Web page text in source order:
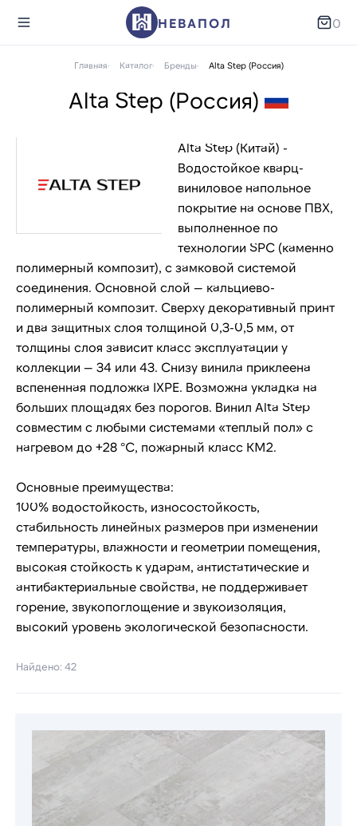
НЕВАПОЛ 0
Главная Каталог Бренды Alta Step (Россия)
Alta Step (Россия)
Alta Step (Китай) -
Водостойкое кварц-
виниловое напольное
покрытие на основе ПВХ,
выполненное по
технологии SPC (каменно
полимерный композит), с замковой системой
соединения. Основной слой — кальциево-
полимерный композит. Сверху декоративный принт
и два защитных слоя толщиной 0,3-0,5 мм, от
толщины слоя зависит класс эксплуатации у
коллекции — 34 или 43. Снизу винила приклеена
вспененная подложка IXPE. Возможна укладка на
больших площадях без порогов. Винил Alta Step
совместим с любыми системами «теплый пол» с
нагревом до +28 °C, пожарный класс КМ2.
Основные преимущества:
100% водостойкость, износостойкость,
стабильность линейных размеров при изменении
температуры, влажности и геометрии помещения,
высокая стойкость к ударам, антистатические и
антибактериальные свойства, не поддерживает
горение, звукопоглощение и звукоизоляция,
высокий уровень экологической безопасности.
Найдено: 42